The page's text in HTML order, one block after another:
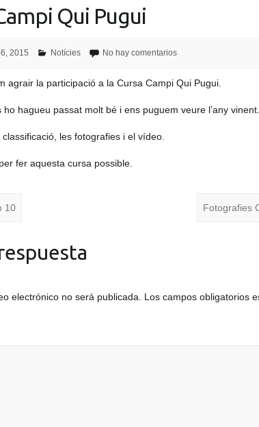
Qui Pugui
2015 Notícies No hay comentarios
agrair la participació a la Cursa Campi Qui Pugui.
hagueu passat molt bé i ens puguem veure l’any vinent.
les fotografies i el vídeo.
fer aquesta cursa possible.
10 Fotografies
electrónico no será publicada.
Los campos obligatorios